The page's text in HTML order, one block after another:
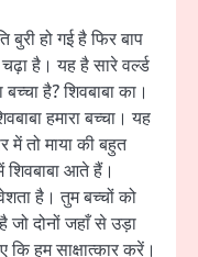
बुरी हो गई है फिर बाप
है। यह है सारे वर्ल्ड
है? शिवबाबा का।
हमारा बच्चा। यह
में तो माया की बहुत
शिवबाबा आते हैं।
है। तुम बच्चों को
जो दोनों जहाँ से उड़ा
हम साक्षात्कार करें।